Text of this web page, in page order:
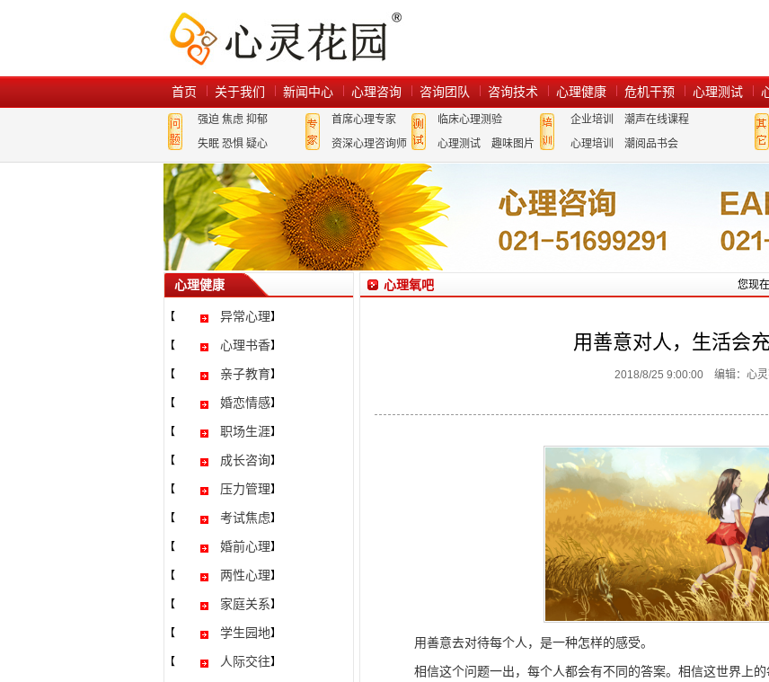
首页 关于我们 新闻中心 心理咨询 咨询团队 咨询技术 心理健康 危机干预 心理测试
强迫 焦虑 抑郁
失眠 恐惧 疑心
首席心理专家
资深心理咨询师
临床心理测验
心理测试
趣味图片
企业培训
潮声在线课程
心理培训
潮阅品书会
心理健康
【 异常心理】
【 心理书香】
【 亲子教育】
【 婚恋情感】
【 职场生涯】
【 成长咨询】
【 压力管理】
【 考试焦虑】
【 婚前心理】
【 两性心理】
【 家庭关系】
【 学生园地】
【 人际交往】
您现
心理氧吧
用善意对人，生活会
2018/8/25 9:00:00 编辑：心灵
用善意去对待每个人，是一种怎样的感受。
相信这个问题一出，每个人都会有不同的答案。相信这世界上的